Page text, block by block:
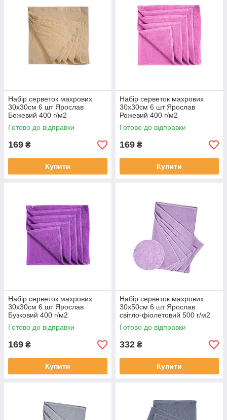
Набір серветок махрових
30х30см 6 шт Ярослав
Бежевий 400 г/м2
Готово до відправки
169 ₴
Купити
Набір серветок махрових
30х30см 6 шт Ярослав
Рожевий 400 г/м2
Готово до відправки
169 ₴
Купити
Набір серветок махрових
30х30см 6 шт Ярослав
Бузковий 400 г/м2
Готово до відправки
169 ₴
Купити
Набір серветок махрових
30х50см 6 шт Ярослав
світло-фіолетовий 500 г/м2
Готово до відправки
332 ₴
Купити